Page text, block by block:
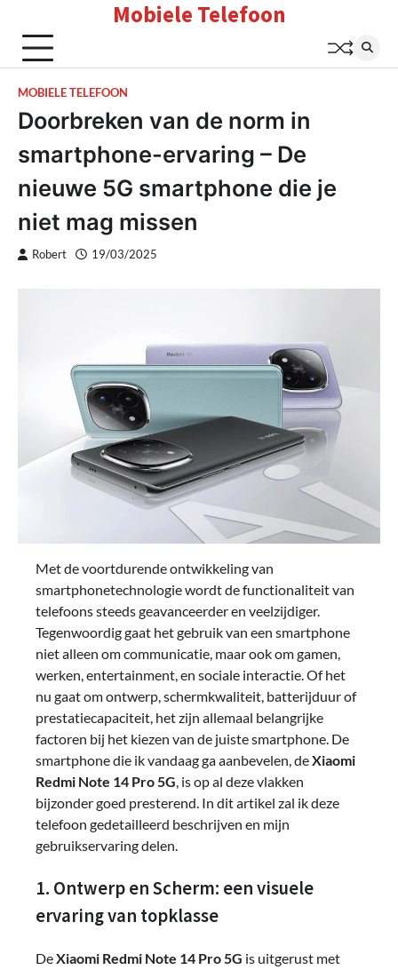
content
Mobiele Telefoon
MOBIELE TELEFOON
Doorbreken van de norm in
smartphone-ervaring – De
nieuwe 5G smartphone die je
niet mag missen
Robert 19/03/2025
Met de voortdurende ontwikkeling van
smartphonetechnologie wordt de functionaliteit van
telefoons steeds geavanceerder en veelzijdiger.
Tegenwoordig gaat het gebruik van een smartphone
niet alleen om communicatie, maar ook om gamen,
werken, entertainment, en sociale interactie. Of het
nu gaat om ontwerp, schermkwaliteit, batterijduur of
prestatiecapaciteit, het zijn allemaal belangrijke
factoren bij het kiezen van de juiste smartphone. De
smartphone die ik vandaag ga aanbevelen, deXiaomi
Redmi Note 14 Pro 5G, is op al deze vlakken
bijzonder goed presterend. In dit artikel zal ik deze
telefoon gedetailleerd beschrijven en mijn
gebruikservaring delen.
1. Ontwerp en Scherm: een visuele
ervaring van topklasse
DeXiaomi Redmi Note 14 Pro 5G is uitgerust met